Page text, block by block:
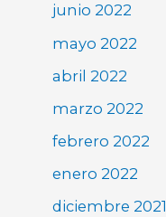
junio 2022
mayo 2022
abril 2022
marzo 2022
febrero 2022
enero 2022
diciembre 2021